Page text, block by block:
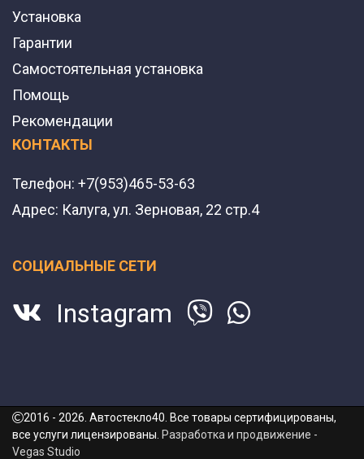
Установка
Гарантии
Самостоятельная установка
Помощь
Рекомендации
КОНТАКТЫ
Телефон: +7(953)465-53-63
Адрес: Калуга, ул. Зерновая, 22 стр.4
СОЦИАЛЬНЫЕ СЕТИ
Instagram
2016 - 2026. Автостекло40. Все товары сертифицированы,
все услуги лицензированы. Разработка и продвижение -
Vegas Studio